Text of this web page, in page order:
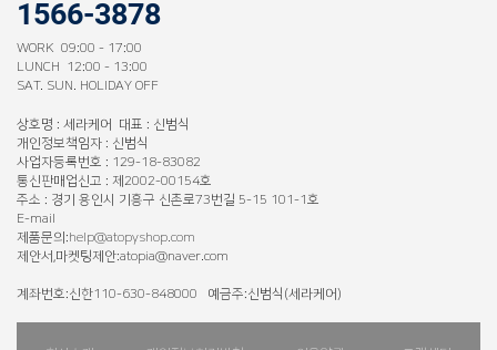
1566-3878
WORK 09:00 - 17:00
LUNCH 12:00 - 13:00
SAT. SUN. HOLIDAY OFF
상호명 : 세라케어 대표 : 신범식
개인정보책임자 : 신범식
사업자등록번호 : 129-18-83082
통신판매업신고 : 제2002-00154호
주소 : 경기 용인시 기흥구 신촌로73번길 5-15 101-1호
E-mail
제품문의:help@atopyshop.com
제안서,마켓팅제안:atopia@naver.com
계좌번호:신한110-630-848000 예금주:신범식(세라케어)